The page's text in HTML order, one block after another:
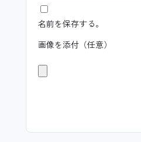
名前を保存する。
画像を添付（任意）